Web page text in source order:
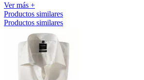
Ver más +
Productos similares
Productos similares